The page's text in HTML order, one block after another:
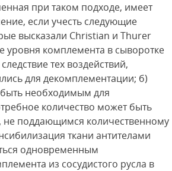
при таком подходе, имеет
если учесть следующие
высказали Christian и Thurer
уровня комплемента в сыворотке
тех воздействий,
для декомплементации; б)
необходимым для
количество может быть
поддающимся количественному
ткани антителами
одновременным
из сосудистого русла в